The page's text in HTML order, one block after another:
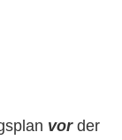
vorder